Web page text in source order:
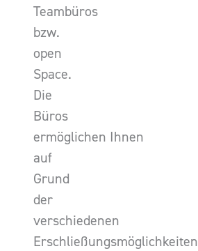
Teambüros
bzw.
open
Space.
Die
Büros
ermöglichen Ihnen
auf
Grund
der
verschiedenen
Erschließungsmöglichkeiten